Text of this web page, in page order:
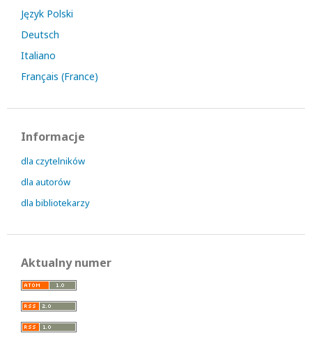
Język Polski
Deutsch
Italiano
Français (France)
Informacje
dla czytelników
dla autorów
dla bibliotekarzy
Aktualny numer